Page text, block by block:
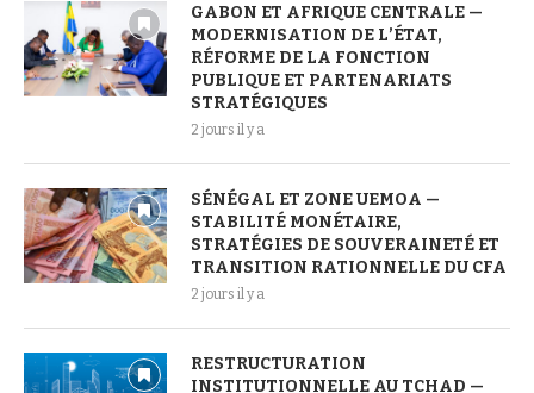
GABON ET AFRIQUE CENTRALE —
MODERNISATION DE L’ÉTAT,
RÉFORME DE LA FONCTION
PUBLIQUE ET PARTENARIATS
STRATÉGIQUES
2 jours il y a
SÉNÉGAL ET ZONE UEMOA —
STABILITÉ MONÉTAIRE,
STRATÉGIES DE SOUVERAINETÉ ET
TRANSITION RATIONNELLE DU CFA
2 jours il y a
RESTRUCTURATION
INSTITUTIONNELLE AU TCHAD —